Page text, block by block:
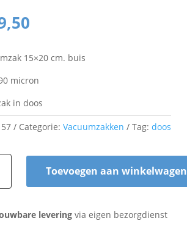
15×20 cm. buis
micron
in doos
Categorie:Vacuumzakken Tag:doos
Toevoegen aan winkelwagen
levering via eigen bezorgdienst